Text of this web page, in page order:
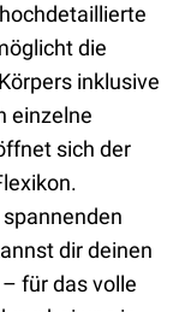
die
inklusive
einzelne
sich der
dir deinen
für das volle